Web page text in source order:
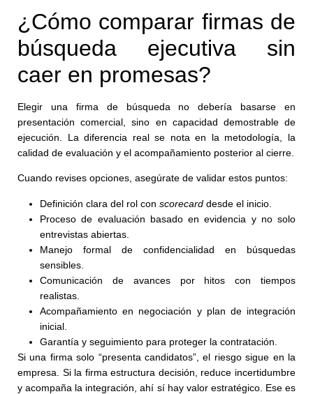
¿Cómo comparar firmas de
búsqueda ejecutiva sin
caer en promesas?
Elegir una firma de búsqueda no debería basarse en
presentación comercial, sino en capacidad demostrable de
ejecución. La diferencia real se nota en la metodología, la
calidad de evaluación y el acompañamiento posterior al cierre.
Cuando revises opciones, asegúrate de validar estos puntos:
Definición clara del rol con scorecard desde el inicio.
Proceso de evaluación basado en evidencia y no solo
entrevistas abiertas.
Manejo formal de confidencialidad en búsquedas
sensibles.
Comunicación de avances por hitos con tiempos
realistas.
Acompañamiento en negociación y plan de integración
inicial.
Garantía y seguimiento para proteger la contratación.
Si una firma solo “presenta candidatos”, el riesgo sigue en la
empresa. Si la firma estructura decisión, reduce incertidumbre
y acompaña la integración, ahí sí hay valor estratégico. Ese es